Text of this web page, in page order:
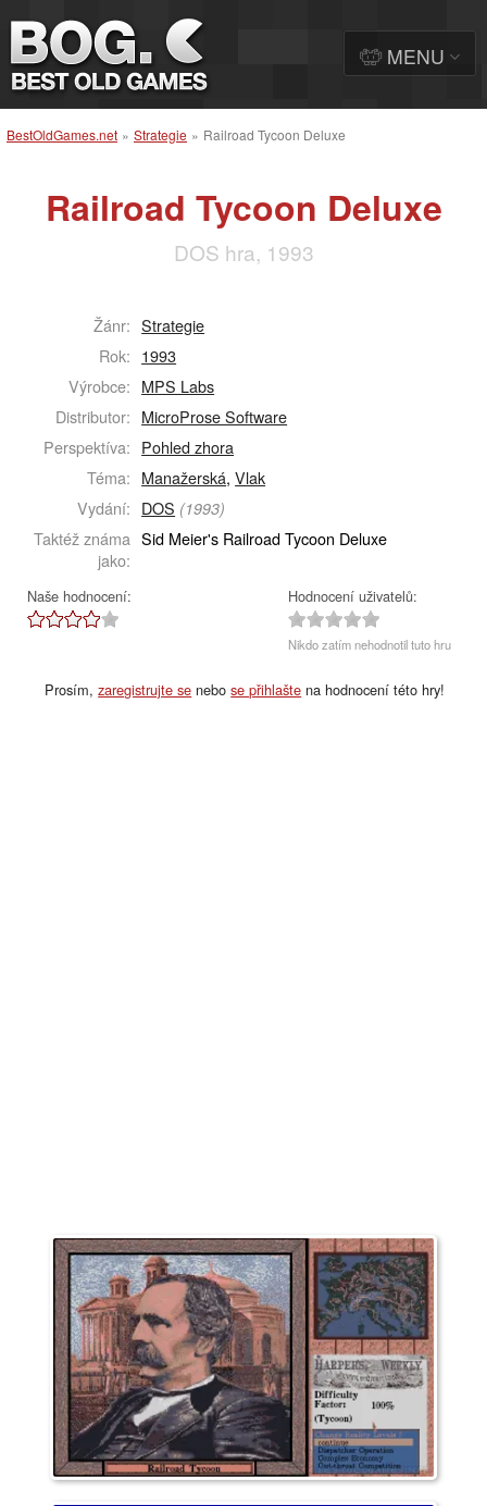
BestOldGames.net » Strategie » Railroad Tycoon Deluxe
Railroad Tycoon Deluxe
DOS hra, 1993
Žánr: Strategie
Rok: 1993
Výrobce: MPS Labs
Distributor: MicroProse Software
Perspektíva: Pohled zhora
Téma: Manažerská,Vlak
Vydání: DOS (1993)
Taktéž známa
jako:
Sid Meier's Railroad Tycoon Deluxe
Naše hodnocení: Hodnocení uživatelů:
Nikdo zatím nehodnotil tuto hru
Prosím,zaregistrujte se nebose přihlašte na hodnocení této hry!
MENU